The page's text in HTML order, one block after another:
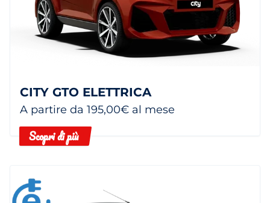
CITY GTO ELETTRICA
A partire da 195,00€ al mese
Scopri di più